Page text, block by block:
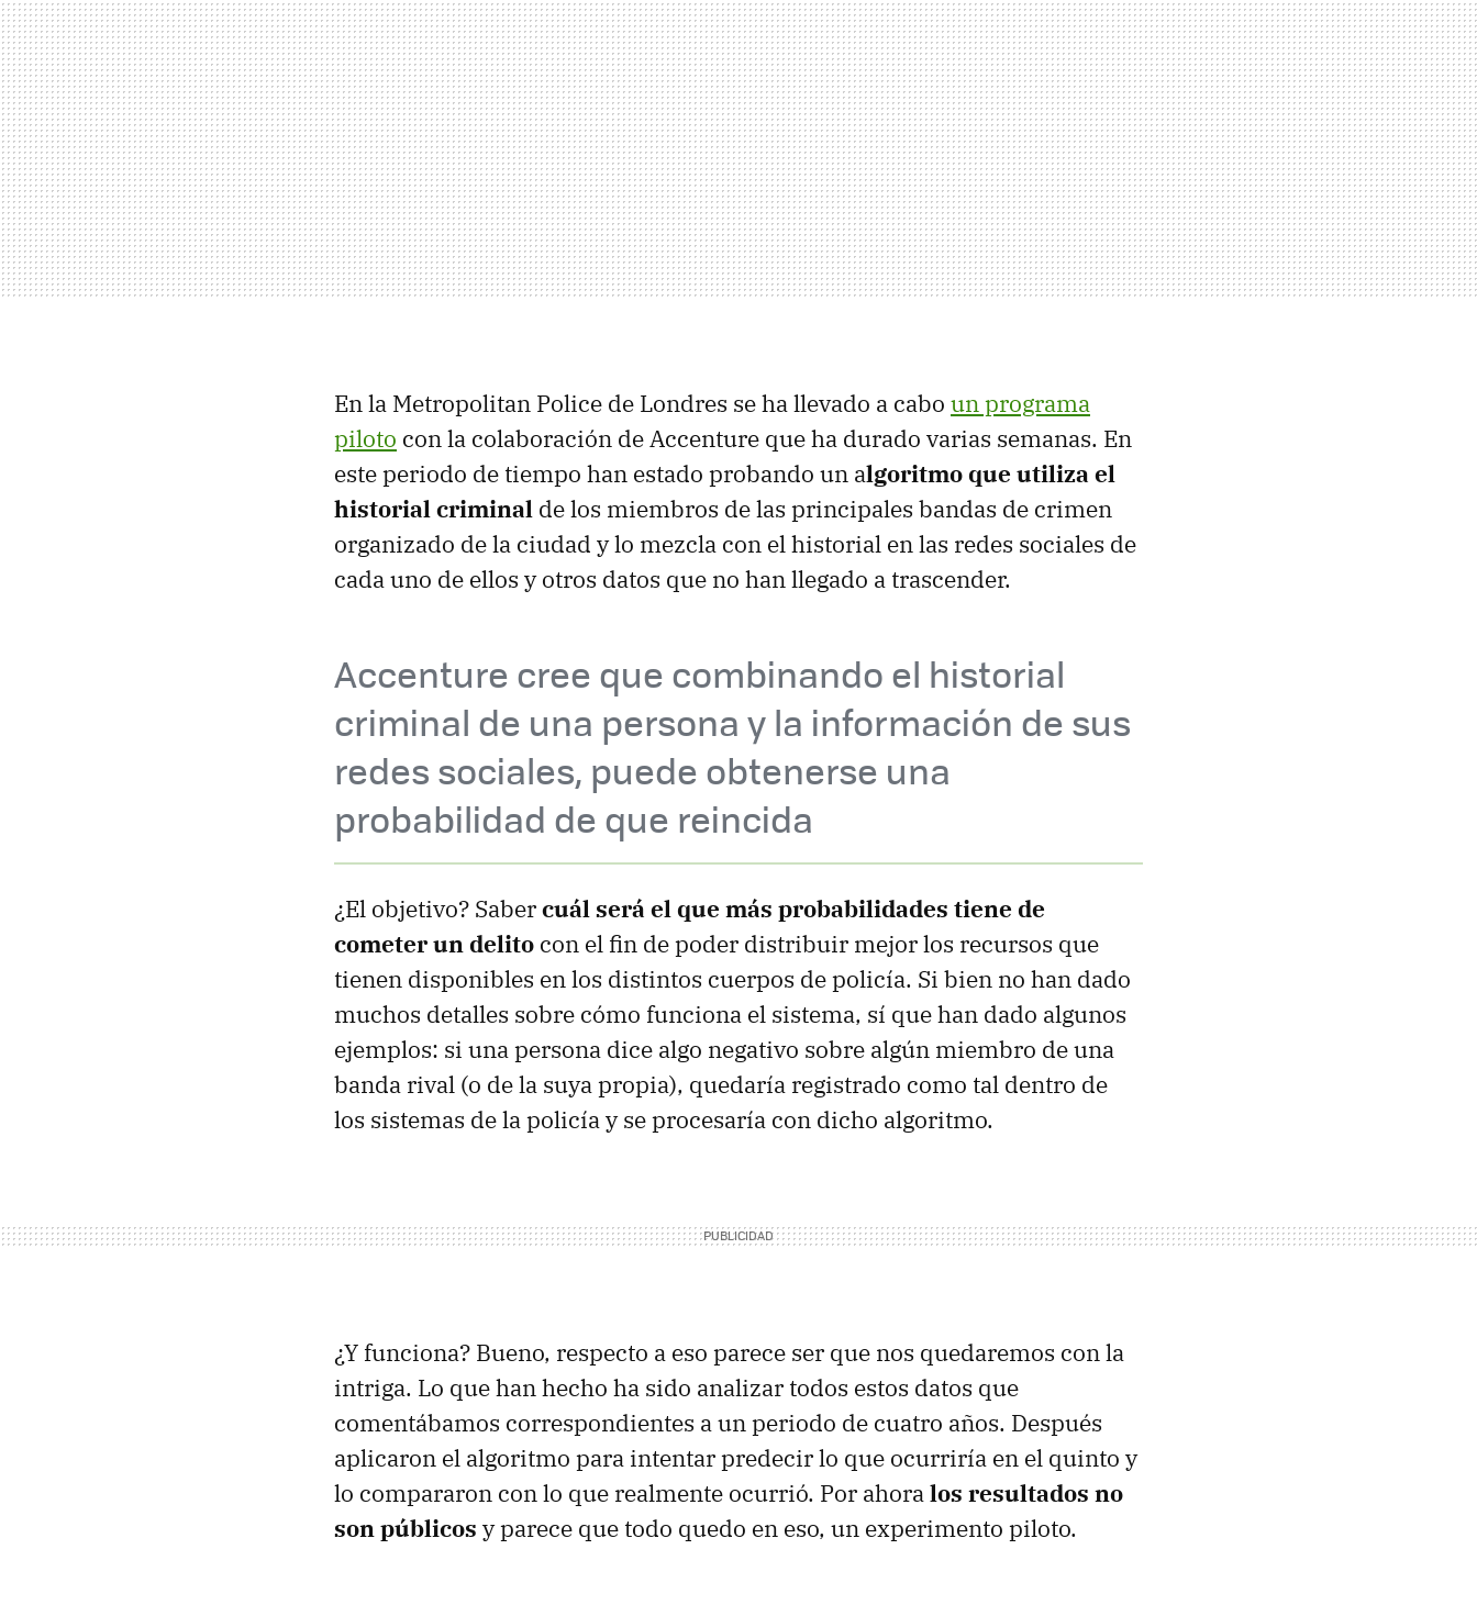
En la Metropolitan Police de Londres se ha llevado a cabo un programa
piloto con la colaboración de Accenture que ha durado varias semanas. En
este periodo de tiempo han estado probando un algoritmo que utiliza el
historial criminal de los miembros de las principales bandas de crimen
organizado de la ciudad y lo mezcla con el historial en las redes sociales de
cada uno de ellos y otros datos que no han llegado a trascender.
Accenture cree que combinando el historial
criminal de una persona y la información de sus
redes sociales, puede obtenerse una
probabilidad de que reincida
¿El objetivo? Sabercuál será el que más probabilidades tiene de
cometer un delito con el fin de poder distribuir mejor los recursos que
tienen disponibles en los distintos cuerpos de policía. Si bien no han dado
muchos detalles sobre cómo funciona el sistema, sí que han dado algunos
ejemplos: si una persona dice algo negativo sobre algún miembro de una
banda rival (o de la suya propia), quedaría registrado como tal dentro de
los sistemas de la policía y se procesaría con dicho algoritmo.
¿Y funciona? Bueno, respecto a eso parece ser que nos quedaremos con la
intriga. Lo que han hecho ha sido analizar todos estos datos que
comentábamos correspondientes a un periodo de cuatro años. Después
aplicaron el algoritmo para intentar predecir lo que ocurriría en el quinto y
lo compararon con lo que realmente ocurrió. Por ahoralos resultados no
son públicos y parece que todo quedo en eso, un experimento piloto.